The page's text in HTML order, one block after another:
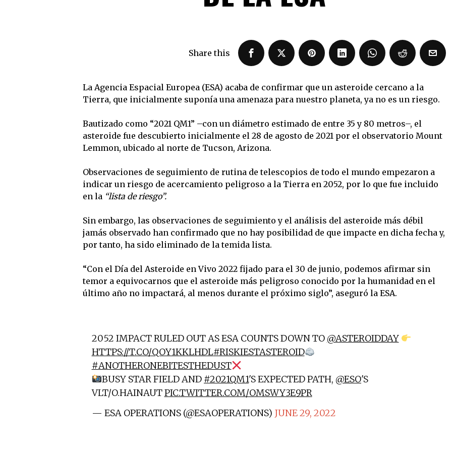
Share this
La Agencia Espacial Europea (ESA) acaba de confirmar que un asteroide cercano a la
Tierra, que inicialmente suponía una amenaza para nuestro planeta, ya no es un riesgo.
Bautizado como “2021 QM1” –con un diámetro estimado de entre 35 y 80 metros–, el
asteroide fue descubierto inicialmente el 28 de agosto de 2021 por el observatorio Mount
Lemmon, ubicado al norte de Tucson, Arizona.
Observaciones de seguimiento de rutina de telescopios de todo el mundo empezaron a
indicar un riesgo de acercamiento peligroso a la Tierra en 2052, por lo que fue incluido
en la “lista de riesgo”.
Sin embargo, las observaciones de seguimiento y el análisis del asteroide más débil
jamás observado han confirmado que no hay posibilidad de que impacte en dicha fecha y,
por tanto, ha sido eliminado de la temida lista.
“Con el Día del Asteroide en Vivo 2022 fijado para el 30 de junio, podemos afirmar sin
temor a equivocarnos que el asteroide más peligroso conocido por la humanidad en el
último año no impactará, al menos durante el próximo siglo”, aseguró la ESA.
2052 IMPACT RULED OUT AS ESA COUNTS DOWN TO @ASTEROIDDAY
HTTPS://T.CO/QOY1KKLHDL#RISKIESTASTEROID
#ANOTHERONEBITESTHEDUST
BUSY STAR FIELD AND #2021QM1'S EXPECTED PATH, @ESO'S
VLT/O.HAINAUTPIC.TWITTER.COM/OMSWY3E9PR
— ESA OPERATIONS (@ESAOPERATIONS) JUNE 29, 2022